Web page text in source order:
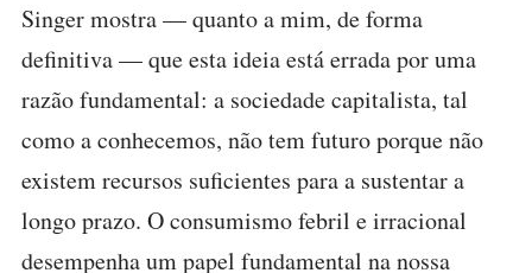
Singer mostra — quanto a mim, de forma
definitiva — que esta ideia está errada por uma
razão fundamental: a sociedade capitalista, tal
como a conhecemos, não tem futuro porque não
existem recursos suficientes para a sustentar a
longo prazo. O consumismo febril e irracional
desempenha um papel fundamental na nossa